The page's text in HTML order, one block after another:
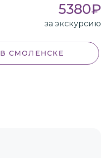
5380₽
за экскурсию
В СМОЛЕНСКЕ